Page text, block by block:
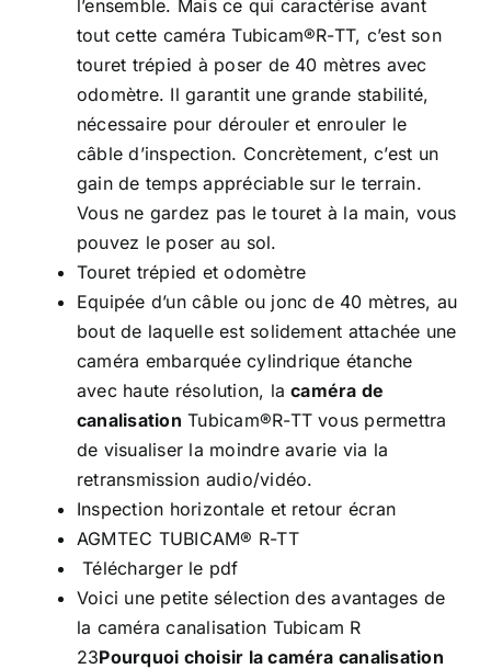
l’ensemble. Mais ce qui caractérise avant
tout cette caméra Tubicam®R-TT, c’est son
touret trépied à poser de 40 mètres avec
odomètre. Il garantit une grande stabilité,
nécessaire pour dérouler et enrouler le
câble d’inspection. Concrètement, c’est un
gain de temps appréciable sur le terrain.
Vous ne gardez pas le touret à la main, vous
pouvez le poser au sol.
Touret trépied et odomètre
Equipée d’un câble ou jonc de 40 mètres, au
bout de laquelle est solidement attachée une
caméra embarquée cylindrique étanche
avec haute résolution, lacaméra de
canalisation Tubicam®R-TT vous permettra
de visualiser la moindre avarie via la
retransmission audio/vidéo.
Inspection horizontale et retour écran
AGMTEC TUBICAM® R-TT
Télécharger le pdf
Voici une petite sélection des avantages de
la caméra canalisation Tubicam R
23Pourquoi choisir la caméra canalisation